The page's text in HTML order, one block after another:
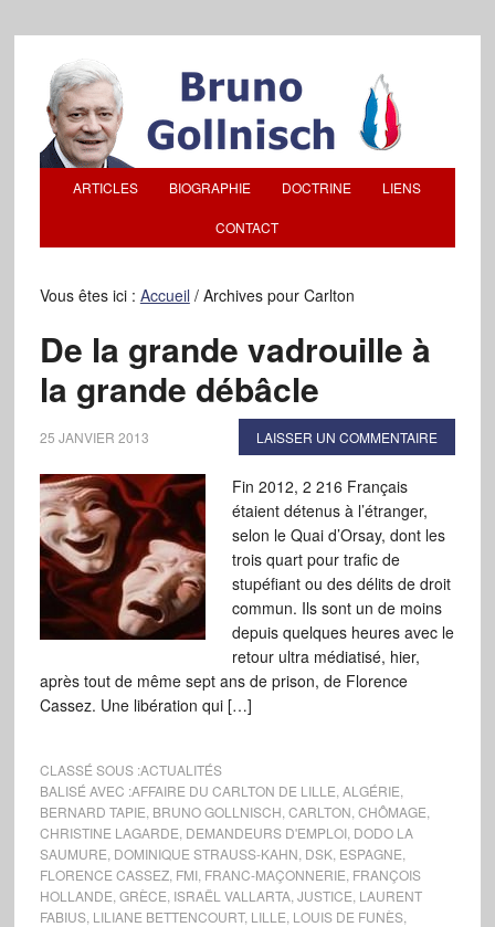
ARTICLES BIOGRAPHIE DOCTRINE LIENS
CONTACT
Vous êtes ici : Accueil /Archives pour Carlton
De la grande vadrouille à
la grande débâcle
25 JANVIER 2013 LAISSER UN COMMENTAIRE
Fin 2012, 2 216 Français
étaient détenus à l’étranger,
selon le Quai d’Orsay, dont les
trois quart pour trafic de
stupéfiant ou des délits de droit
commun. Ils sont un de moins
depuis quelques heures avec le
retour ultra médiatisé, hier,
après tout de même sept ans de prison, de Florence
Cassez. Une libération qui […]
CLASSÉ SOUS :ACTUALITÉS
BALISÉ AVEC :AFFAIRE DU CARLTON DE LILLE ALGÉRIE
BERNARD TAPIE BRUNO GOLLNISCH CARLTON CHÔMAGE
CHRISTINE LAGARDE DEMANDEURS D'EMPLOI, DODO LA
SAUMURE DOMINIQUE STRAUSS-KAHN DSK, ESPAGNE
FLORENCE CASSEZ, FMI, FRANC-MAÇONNERIE FRANÇOIS
HOLLANDE GRÈCE ISRAËL VALLARTA, JUSTICE LAURENT
FABIUS, LILIANE BETTENCOURT, LILLE LOUIS DE FUNÈS,